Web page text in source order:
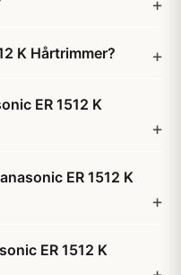
K Hårtrimmer?
ER 1512 K
ER 1512 K
ER 1512 K